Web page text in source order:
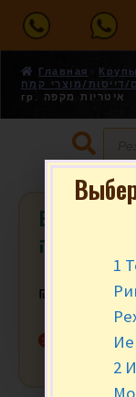
Главная
דייסות/מוצרי קמח
гр. איטריות מקפה
מקפה
₪
Нет в
1
2